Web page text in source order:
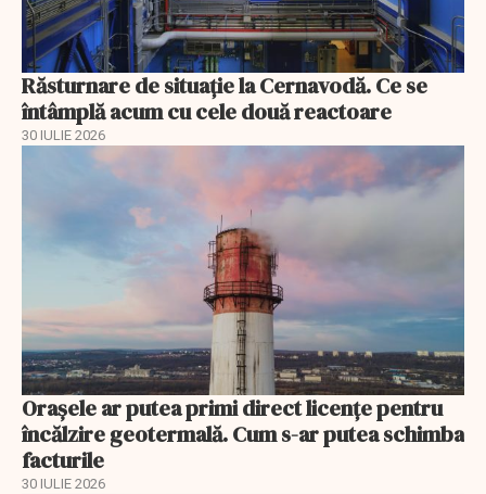
Răsturnare de situație la Cernavodă. Ce se
întâmplă acum cu cele două reactoare
30 IULIE 2026
Orașele ar putea primi direct licențe pentru
încălzire geotermală. Cum s-ar putea schimba
facturile
30 IULIE 2026